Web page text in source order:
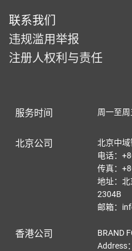
联系我们
违规滥用举报
注册人权利与责任
服务时间 周一至
北京公司
北京中
电话：
传真：
地址：
2304B
邮箱：
香港公司
BRAND
Address